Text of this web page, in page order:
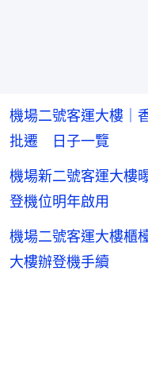
機場二號客運大樓｜
批遷 日子一覽
機場新二號客運大樓
登機位明年啟用
機場二號客運大樓櫃
大樓辦登機手續